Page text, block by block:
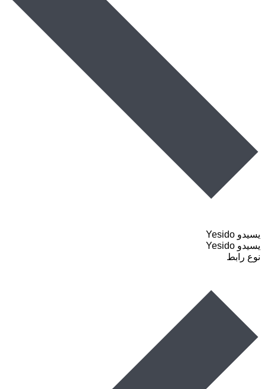
یسیدو Yesido
یسیدو Yesido
نوع رابط